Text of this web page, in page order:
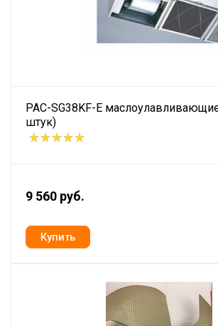
PAC-SG38KF-E
штук)
9 560 руб.